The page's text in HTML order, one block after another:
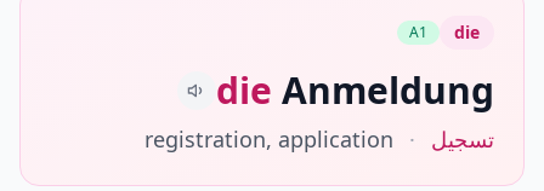
die
A1
die Anmeldung
تسجيل ·
registration, application